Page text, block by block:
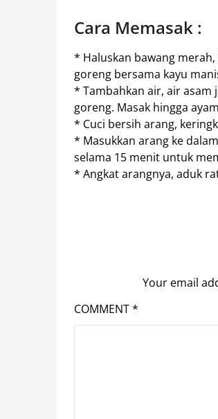
Cara Memasak :
* Haluskan bawang
goreng bersama kayu
* Tambahkan air, air asam
goreng. Masak hingga
* Cuci bersih arang,
* Masukkan arang ke
selama 15 menit untuk
* Angkat arangnya, aduk
Your email
COMMENT*